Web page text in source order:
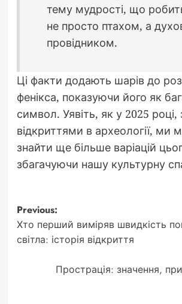
тему мудрості, що
не просто птахом, а
провідником.
Ці факти додають шарів до
фенікса, показуючи його як
символ. Уявіть, як у 2025
відкриттями в археології, ми
знайти ще більше варіацій
збагачуючи нашу культурну
Post
navigation
Previous:
Хто перший виміряв швидкість
світла: історія відкриття
Прострація: значення,